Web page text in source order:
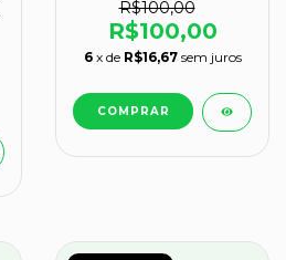
R$100,00
R$100,00
6 x de R$16,67 sem juros